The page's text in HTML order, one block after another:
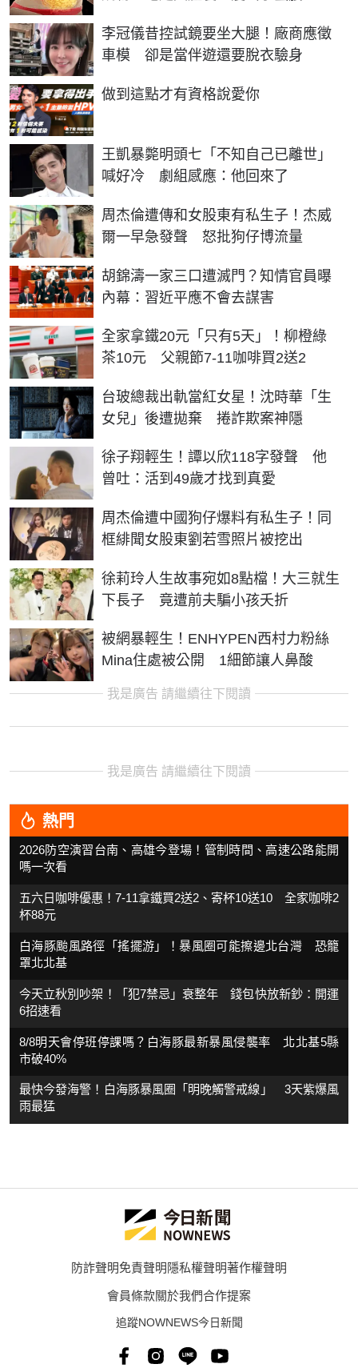
李冠儀昔控試鏡要坐大腿！廠商應徵
車模 卻是當伴遊還要脫衣驗身
做到這點才有資格說愛你
PR
王凱暴斃明頭七「不知自己已離世」
喊好冷 劇組感應：他回來了
周杰倫遭傳和女股東有私生子！杰威
爾一早急發聲 怒批狗仔博流量
胡錦濤一家三口遭滅門？知情官員曝
內幕：習近平應不會去謀害
全家拿鐵20元「只有5天」！柳橙綠
茶10元 父親節7-11咖啡買2送2
台玻總裁出軌當紅女星！沈時華「生
女兒」後遭拋棄 捲詐欺案神隱
徐子翔輕生！譚以欣118字發聲 他
曾吐：活到49歲才找到真愛
周杰倫遭中國狗仔爆料有私生子！同
框緋聞女股東劉若雪照片被挖出
徐莉玲人生故事宛如8點檔！大三就生
下長子 竟遭前夫騙小孩夭折
被網暴輕生！ENHYPEN西村力粉絲
Mina住處被公開 1細節讓人鼻酸
我是廣告 請繼續往下閱讀
我是廣告 請繼續往下閱讀
熱門
2026防空演習台南、高雄今登場！管制時間、高速公路能開
嗎一次看
五六日咖啡優惠！7-11拿鐵買2送2、寄杯10送10 全家咖啡2
杯88元
白海豚颱風路徑「搖擺游」！暴風圈可能擦邊北台灣 恐籠
罩北北基
今天立秋別吵架！「犯7禁忌」衰整年 錢包快放新鈔：開運
6招速看
8/8明天會停班停課嗎？白海豚最新暴風侵襲率 北北基5縣
市破40%
最快今發海警！白海豚暴風圈「明晚觸警戒線」 3天紫爆風
雨最猛
防詐聲明免責聲明隱私權聲明著作權聲明
會員條款關於我們合作提案
追蹤NOWNEWS今日新聞